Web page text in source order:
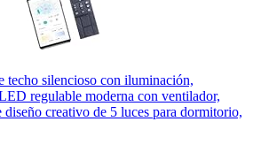
silencioso con iluminación,
regulable moderna con ventilador,
creativo de 5 luces para dormitorio,